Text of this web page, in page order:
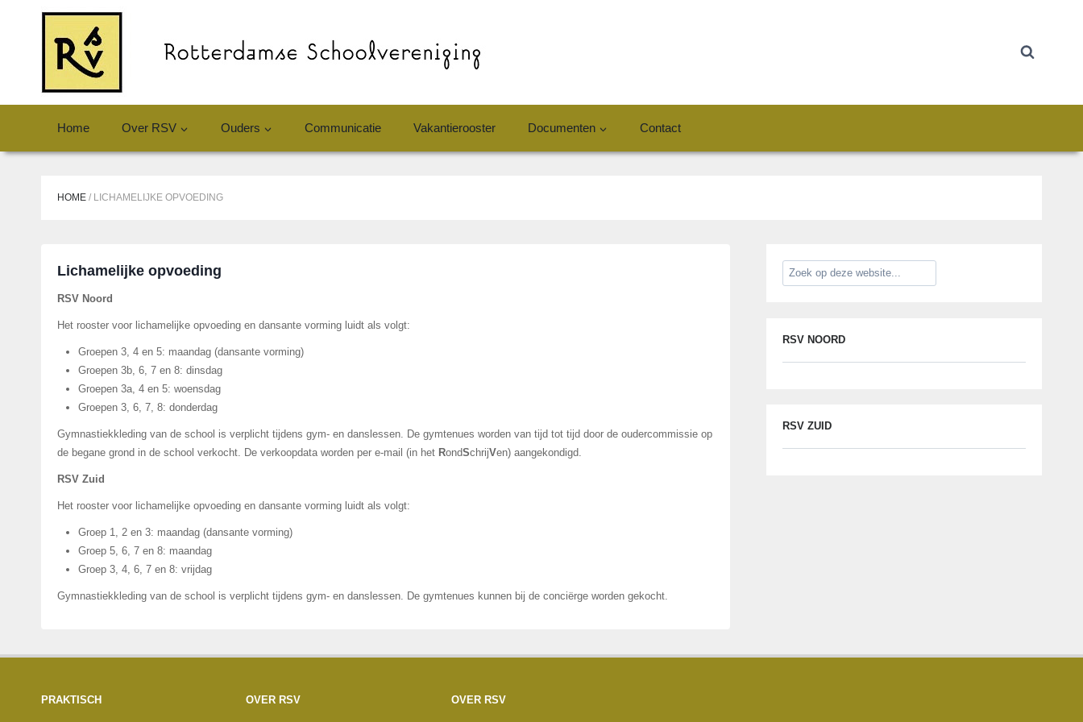
Home Over RSV Ouders Communicatie Vakantierooster Documenten Contact
HOME / LICHAMELIJKE OPVOEDING
Lichamelijke opvoeding
RSV Noord
Het rooster voor lichamelijke opvoeding en dansante vorming luidt als volgt:
Groepen 3, 4 en 5: maandag (dansante vorming)
Groepen 3b, 6, 7 en 8: dinsdag
Groepen 3a, 4 en 5: woensdag
Groepen 3, 6, 7, 8: donderdag
Gymnastiekkleding van de school is verplicht tijdens gym- en danslessen. De gymtenues worden van tijd tot tijd door de oudercommissie op
de begane grond in de school verkocht. De verkoopdata worden per e-mail (in het RondSchrijVen) aangekondigd.
RSV Zuid
Het rooster voor lichamelijke opvoeding en dansante vorming luidt als volgt:
Groep 1, 2 en 3: maandag (dansante vorming)
Groep 5, 6, 7 en 8: maandag
Groep 3, 4, 6, 7 en 8: vrijdag
Gymnastiekkleding van de school is verplicht tijdens gym- en danslessen. De gymtenues kunnen bij de conciërge worden gekocht.
RSV NOORD
RSV ZUID
PRAKTISCH OVER RSV OVER RSV